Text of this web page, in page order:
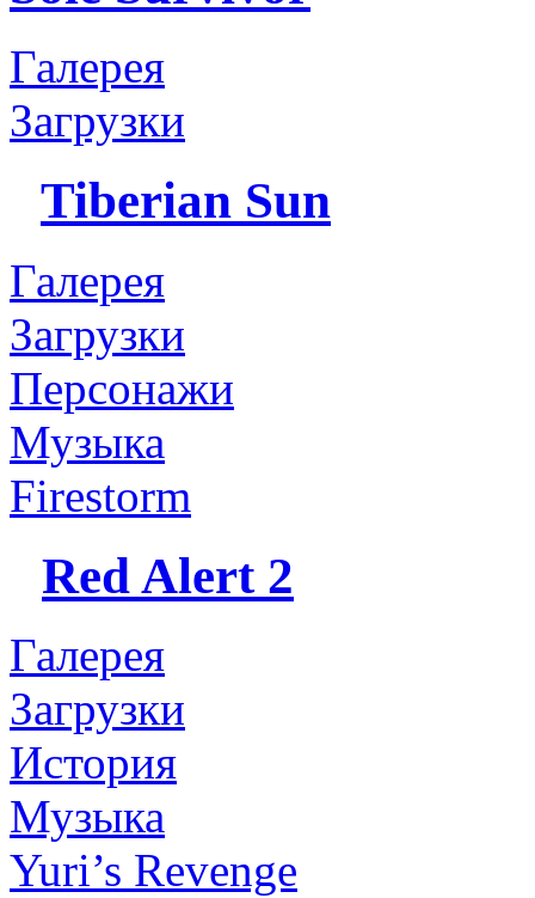
Галерея
Загрузки
Tiberian Sun
Галерея
Загрузки
Персонажи
Музыка
Firestorm
Red Alert 2
Галерея
Загрузки
История
Музыка
Yuri’s Revenge